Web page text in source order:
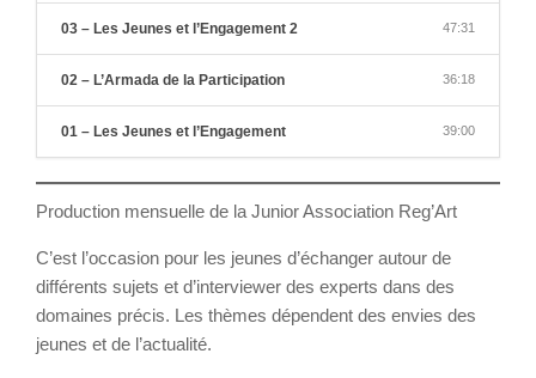
03 – Les Jeunes et l’Engagement 2 47:31
02 – L’Armada de la Participation 36:18
01 – Les Jeunes et l’Engagement 39:00
Production mensuelle de la Junior Association Reg’Art
C’est l’occasion pour les jeunes d’échanger autour de
différents sujets et d’interviewer des experts dans des
domaines précis. Les thèmes dépendent des envies des
jeunes et de l’actualité.